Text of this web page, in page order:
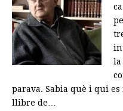
la
parava. Sabia què i qui es
llibre de…